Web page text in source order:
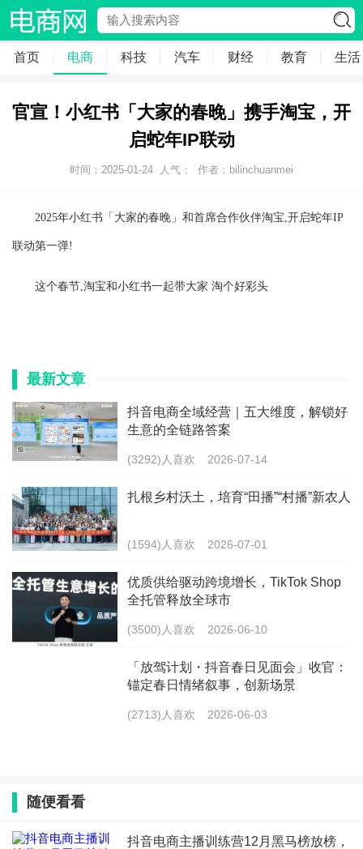
首页 电商 科技 汽车 财经 教育 生活
官宣！小红书「大家的春晚」携手淘宝，开
启蛇年IP联动
时间：2025-01-24 人气： 作者：bilinchuanmei
2025年小红书「大家的春晚」和首席合作伙伴淘宝,开启蛇年IP
联动第一弹!
这个春节,淘宝和小红书一起带大家 淘个好彩头
最新文章
抖音电商全域经营｜五大维度，解锁好
生意的全链路答案
(3292)人喜欢 2026-07-14
扎根乡村沃土，培育“田播”“村播”新农人
(1594)人喜欢 2026-07-01
优质供给驱动跨境增长，TikTok Shop
全托管释放全球市
(3500)人喜欢 2026-06-10
「放驾计划・抖音春日见面会」收官：
锚定春日情绪叙事，创新场景
(2713)人喜欢 2026-06-03
随便看看
抖音电商主播训练营12月黑马榜放榜，